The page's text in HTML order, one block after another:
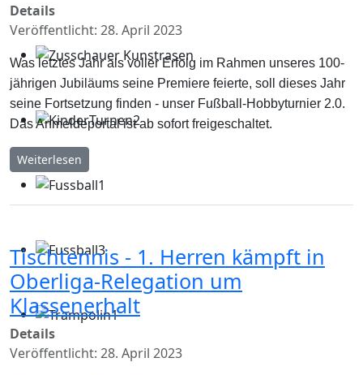
Details
Veröffentlicht: 28. April 2023
Was letztes Jahr als voller Erfolg im Rahmen unseres 100-
jährigen Jubiläums seine Premiere feierte, soll dieses Jahr
seine Fortsetzung finden - unser Fußball-Hobbyturnier 2.0.
Das Anmeldeportal ist ab sofort freigeschaltet.
Weiterlesen
Tischtennis - 1. Herren kämpft in
Oberliga-Relegation um
Klassenerhalt
Details
Veröffentlicht: 28. April 2023